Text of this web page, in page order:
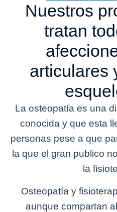
Nuestros
tratan
articulares
La osteopatía es una
conocida y que esta
personas pese a que
la que el gran publico
la
Osteopatía y
aunque compartan